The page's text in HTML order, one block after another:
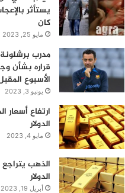
يستأثر
كان
مايو 25, 2023
مدرب
قراره بشأن
الأسبوع
يونيو 3, 2023
ارتفاع أسعار
الدولار
مايو 4, 2023
الذهب يتراجع
الدولار
أبريل 19, 2023